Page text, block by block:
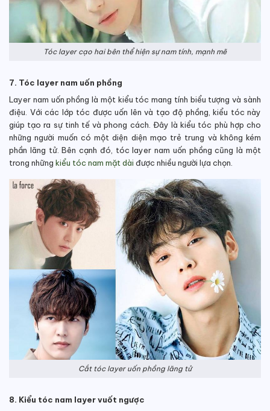
Tóc layer cạo hai bên thể hiện sự nam tính, mạnh mẽ
7. Tóc layer nam uốn phồng
Layer nam uốn phồng là một kiểu tóc mang tính biểu tượng và sành
điệu. Với các lớp tóc được uốn lên và tạo độ phồng, kiểu tóc này
giúp tạo ra sự tinh tế và phong cách. Đây là kiểu tóc phù hợp cho
những người muốn có một diện diện mạo trẻ trung và không kém
phần lãng tử. Bên cạnh đó, tóc layer nam uốn phồng cũng là một
trong những kiểu tóc nam mặt dài được nhiều người lựa chọn.
Cắt tóc layer uốn phồng lãng tử
8. Kiểu tóc nam layer vuốt ngược